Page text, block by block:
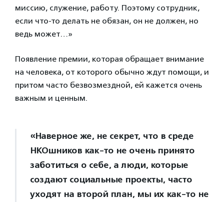
миссию, служение, работу. Поэтому сотрудник,
если что-то делать не обязан, он не должен, но
ведь может…»
Появление премии, которая обращает внимание
на человека, от которого обычно ждут помощи, и
притом часто безвозмездной, ей кажется очень
важным и ценным.
«Наверное же, не секрет, что в среде
НКОшников как-то не очень принято
заботиться о себе, а люди, которые
создают социальные проекты, часто
уходят на второй план, мы их как-то не